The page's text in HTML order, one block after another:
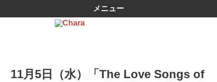
メニュー
11月5日（水）「The Love Songs of